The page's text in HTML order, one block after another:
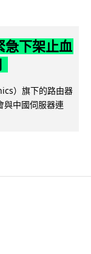
急下架止血
）旗下的路由器
與中國伺服器連